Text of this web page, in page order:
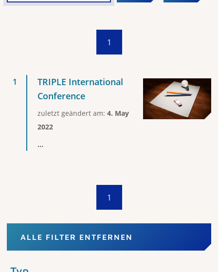
1
TRIPLE International
Conference
zuletzt geändert am: 4. May
2022
...
1
ALLE FILTER ENTFERNEN